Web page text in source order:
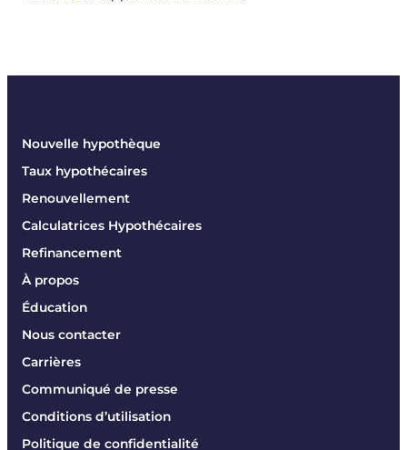
Nouvelle hypothèque
Taux hypothécaires
Renouvellement
Calculatrices Hypothécaires
Refinancement
À propos
Éducation
Nous contacter
Carrières
Communiqué de presse
Conditions d’utilisation
Politique de confidentialité